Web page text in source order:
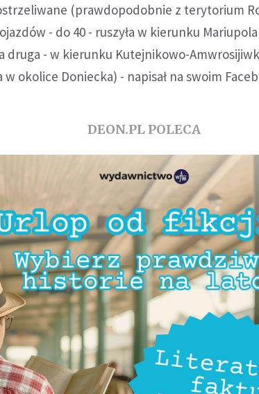
(prawdopodobnie z terytorium
- do 40 - ruszyła w kierunku
druga - w kierunku Kutejnikowo-
okolice Doniecka) - napisał na swoim
DEON.PL POLECA